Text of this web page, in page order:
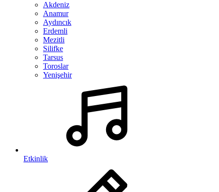
Akdeniz
Anamur
Aydıncık
Erdemli
Mezitli
Silifke
Tarsus
Toroslar
Yenişehir
Etkinlik